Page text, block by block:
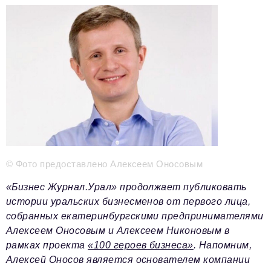
Авторские материалы
ТОП-100 влиятельных людей — 2025
Телефон редакции:+7 495 727-01-67
Электронные почты редакции:
Информационный отдел
info@business-magazine.online
Отдел рекламы
Отдел распространения/редакционная подписка
podpiska@business-magazine.online
Отдел по работе с партнерами
© Фото предоставлено Алексеем Оносовым
«Бизнес Журнал.Урал» продолжает публиковать
истории уральских бизнесменов от первого лица,
собранных екатеринбургскими предпринимателями
Алексеем Оносовым и Алексеем Никоновым в
рамках проекта«100 героев бизнеса». Напомним,
Алексей Оносов является основателем компании